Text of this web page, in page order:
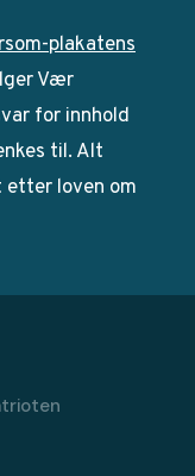
plakatens
Vær
for innhold
til. Alt
loven om